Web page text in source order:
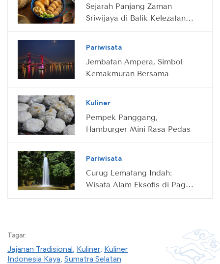
Sejarah Panjang Zaman
Sriwijaya di Balik Kelezatan
Pariwisata
Jembatan Ampera, Simbol
Kemakmuran Bersama
Kuliner
Pempek Panggang,
Hamburger Mini Rasa Pedas
Pariwisata
Curug Lematang Indah:
Wisata Alam Eksotis di Pagar
Tagar:
Jajanan Tradisional Kuliner Kuliner
Indonesia Kaya Sumatra Selatan